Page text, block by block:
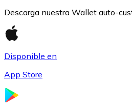
Litecoin
LTC
Descarga nuestra Wallet auto-
Disponible en
App Store